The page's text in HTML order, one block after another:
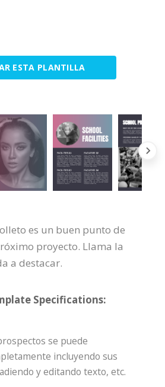
ESTA PLANTILLA
es un buen punto de
proyecto. Llama la
a destacar.
Specifications:
se puede
incluyendo sus
y editando texto, etc.